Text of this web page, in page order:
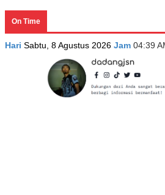
On Time
Hari Sabtu, 8 Agustus 2026 Jam 04:39